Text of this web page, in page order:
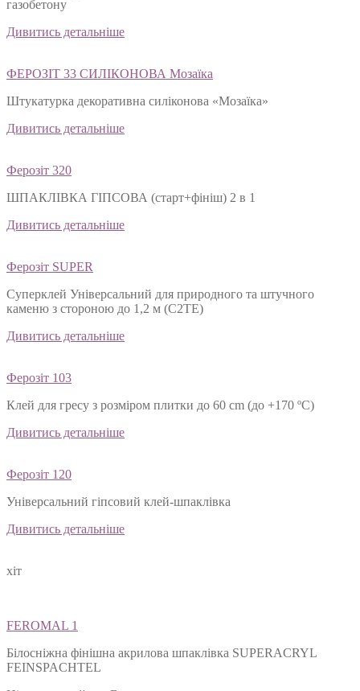
газобетону
Дивитись детальніше
ФЕРОЗІТ 33 СИЛІКОНОВА Мозаїка
Штукатурка декоративна силіконова «Мозаїка»
Дивитись детальніше
Ферозіт 320
ШПАКЛІВКА ГІПСОВА (старт+фініш) 2 в 1
Дивитись детальніше
Ферозіт SUPER
Суперклей Універсальний для природного та штучного
каменю з стороною до 1,2 м (C2TЕ)
Дивитись детальніше
Ферозіт 103
Клей для гресу з розміром плитки до 60 cm (до +170 ºС)
Дивитись детальніше
Ферозіт 120
Універсальний гіпсовий клей-шпаклівка
Дивитись детальніше
хіт
FEROMAL 1
Білосніжна фінішна акрилова шпаклівка SUPERACRYL
FEINSPACHTEL